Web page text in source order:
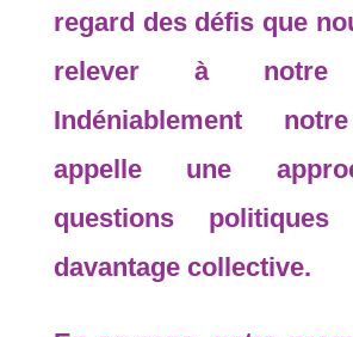
regard des défis que
relever à notre
Indéniablement
appelle une
questions
davantage collective.